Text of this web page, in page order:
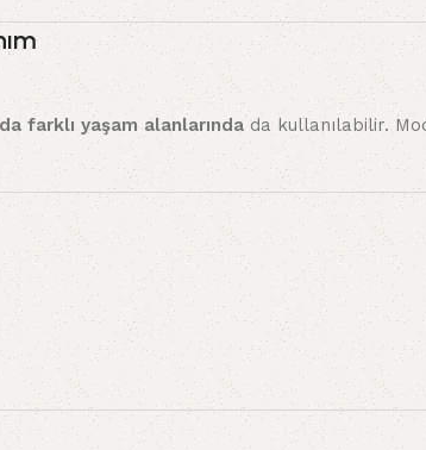
farklı yaşam alanlarındada kullanılabilir.